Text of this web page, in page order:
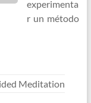
experimenta
r un método
Meditation